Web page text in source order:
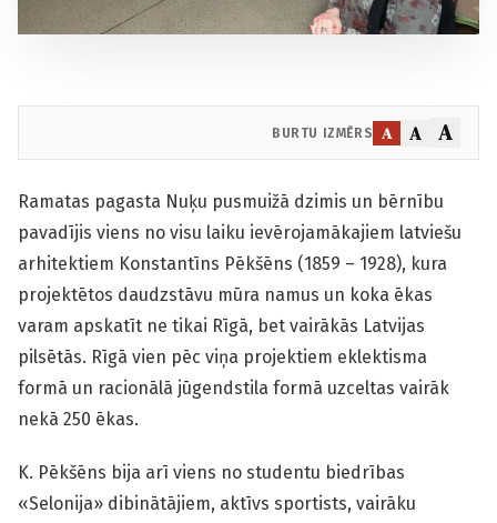
BURTU IZMĒRS A A A
Ramatas pagasta Nuķu pusmuižā dzimis un bērnību
pavadījis viens no visu laiku ievērojamākajiem latviešu
arhitektiem Konstantīns Pēkšēns (1859 – 1928), kura
projektētos daudzstāvu mūra namus un koka ēkas
varam apskatīt ne tikai Rīgā, bet vairākās Latvijas
pilsētās. Rīgā vien pēc viņa projektiem eklektisma
formā un racionālā jūgendstila formā uzceltas vairāk
nekā 250 ēkas.
K. Pēkšēns bija arī viens no studentu biedrības
«Selonija» dibinātājiem, aktīvs sportists, vairāku